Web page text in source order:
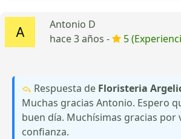
Antonio D
hace 3 años -
5
Respuesta de Floristeria
Muchas gracias Antonio. Espero
buen día. Muchísimas gracias por
confianza.